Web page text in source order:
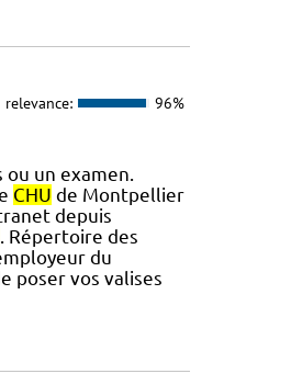
relevance: 96%
un examen.
CHU de Montpellier
depuis
. Répertoire des
du
poser vos valises